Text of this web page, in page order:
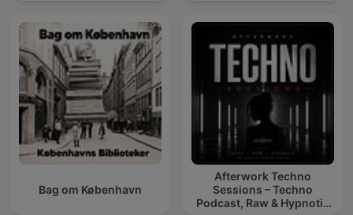
Bag om København
Afterwork Techno
Sessions – Techno
Podcast, Raw & Hypnotic